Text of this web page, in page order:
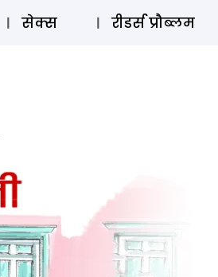
सेक्स रीडर्स प्रौब्लम